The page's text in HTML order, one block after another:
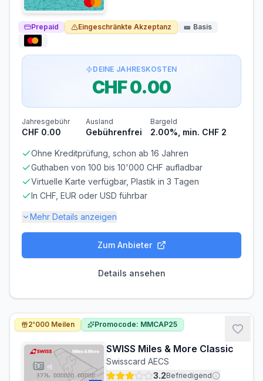
Prepaid Eingeschränkte Akzeptanz 🎫 Basis
DEINE JAHRESKOSTEN
CHF 0.00
Jahresgebühr
CHF 0.00
Ausland
Gebührenfrei
Bargeld
2.00%, min. CHF 2
Ohne Kreditprüfung, schon ab 16 Jahren
Guthaben von 100 bis 10'000 CHF aufladbar
Virtuelle Karte verfügbar, Plastik in 3 Tagen
In CHF, EUR oder USD führbar
Mehr Details anzeigen
Kostenlos
Voraussetzungen
MINDESTALTER
ab 16 Jahren
MINDESTEINKOMMEN
ab CHF 0.00/Monat
BONITÄTSPRÜFUNG
Nicht erforderlich
GIROKONTO
Nicht erforderlich
Zum Anbieter
Details ansehen
SWISS Miles & More Classic
Swisscard AECS
3.2Befriedigend
2'000 Meilen Promocode: MMCAP25